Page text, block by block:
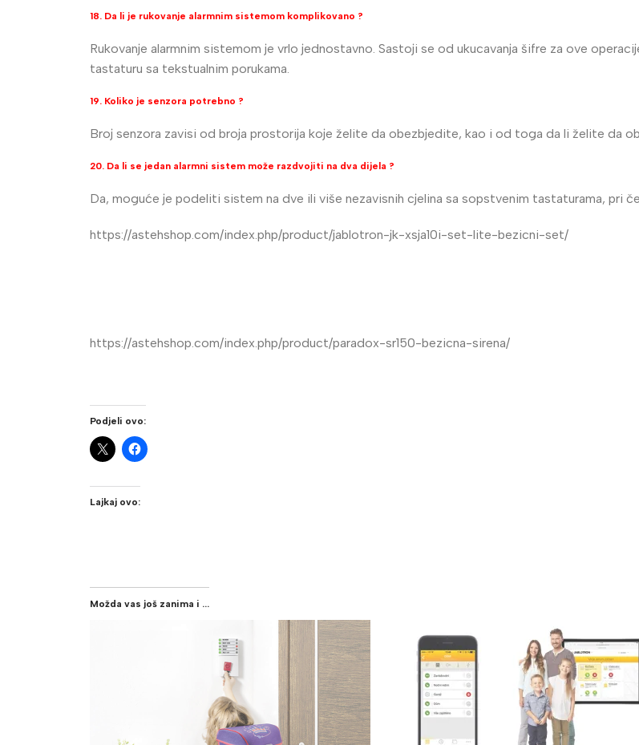
18. Da li je rukovanje alarmnim sistemom komplikovano ?
Rukovanje alarmnim sistemom je vrlo jednostavno. Sastoji se od ukucavanja šifre za ove
tastaturu sa tekstualnim porukama.
19. Koliko je senzora potrebno ?
Broj senzora zavisi od broja prostorija koje želite da obezbjedite, kao i od toga da li želite da
20. Da li se jedan alarmni sistem može razdvojiti na dva dijela ?
Da, moguće je podeliti sistem na dve ili više nezavisnih cjelina sa sopstvenim tastaturama, pri
https://astehshop.com/index.php/product/jablotron-jk-xsja10i-set-lite-bezicni-set/
https://astehshop.com/index.php/product/paradox-sr150-bezicna-sirena/
Podjeli ovo:
Lajkaj ovo:
Možda vas još zanima i ...